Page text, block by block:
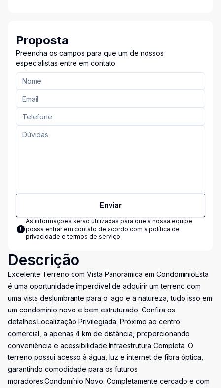
Proposta
Preencha os campos para que um de nossos
especialistas entre em contato
Enviar
As informações serão utilizadas para que a nossa equipe
possa entrar em contato de acordo com a política de
privacidade e termos de serviço
Descrição
Excelente Terreno com Vista Panorâmica em CondomínioEsta
é uma oportunidade imperdível de adquirir um terreno com
uma vista deslumbrante para o lago e a natureza, tudo isso em
um condomínio novo e bem estruturado. Confira os
detalhes:Localização Privilegiada: Próximo ao centro
comercial, a apenas 4 km de distância, proporcionando
conveniência e acessibilidade.Infraestrutura Completa: O
terreno possui acesso à água, luz e internet de fibra óptica,
garantindo comodidade para os futuros
moradores.Condomínio Novo: Completamente cercado e com